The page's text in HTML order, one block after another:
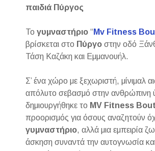
παιδιά Πύργος
Τογυμναστήριο “ Mv Fitness
βρίσκεται στο Πύργο στην οδό
Τάση Καζάκη και Εμμανουήλ.
Σ’ ένα χώρο με ξεχωριστή, μίνιμαλ
απόλυτο σεβασμό στην ανθρώπινη
δημιουργήθηκε το MV Fitness
προορισμός για όσους αναζητούν
γυμναστήριο, αλλά μια εμπειρία
άσκηση συναντά την αυτογνωσία